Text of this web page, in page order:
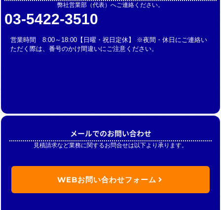
弊社営業部（代表）へご連絡ください。
03-5422-3510
営業時間 8:00～18:00【日曜・祝日定休】 ※夜間・休日にご連絡い
ただく際は、番号のかけ間違いにご注意ください。
メールでのお問い合わせ
見積請求など業務に関するお問合せは以下より承ります。
WEBお問い合わせフォーム